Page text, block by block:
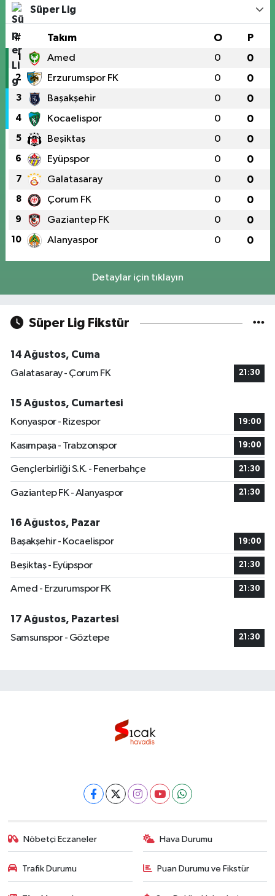
Süper Lig
# Takım O P
1 Amed 0 0
2 Erzurumspor FK 0 0
3 Başakşehir 0 0
4 Kocaelispor 0 0
5 Beşiktaş 0 0
6 Eyüpspor 0 0
7 Galatasaray 0 0
8 Çorum FK 0 0
9 Gaziantep FK 0 0
10 Alanyaspor 0 0
Detaylar için tıklayın
Süper Lig Fikstür
14 Ağustos, Cuma
Galatasaray - Çorum FK
21:30
15 Ağustos, Cumartesi
Konyaspor - Rizespor
19:00
Kasımpaşa - Trabzonspor 19:00
Gençlerbirliği S.K. - Fenerbahçe 21:30
Gaziantep FK - Alanyaspor 21:30
16 Ağustos, Pazar
Başakşehir - Kocaelispor
19:00
Beşiktaş - Eyüpspor 21:30
Amed - Erzurumspor FK 21:30
17 Ağustos, Pazartesi
Samsunspor - Göztepe
21:30
Nöbetçi Eczaneler Hava Durumu
Trafik Durumu Puan Durumu ve Fikstür